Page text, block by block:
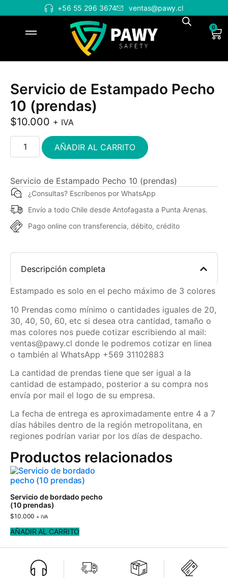
+56 55 296 3674 ventas@pawy.cl
0
Servicio de Estampado Pecho
10 (prendas)
$10.000 + IVA
AÑADIR AL CARRITO
Servicio de Estampado Pecho 10 (prendas)
¿Consultas? Escríbenos por WhatsApp
Envío a todo Chile desde Antofagasta a Punta Arenas.
Pago online con transferencia, débito, crédito
Descripción completa
Estampado es solo en el pecho máximo de 3 colores
10 Prendas como mínimo o cantidades iguales de 20,
30, 40, 50, 60, etc si desea otra cantidad, tamaño o
mas colores nos puede cotizar escribiendo al mail:
ventas@pawy.cl donde le podremos cotizar en linea
o también al WhatsApp +569 31102883
La cantidad de prendas tiene que ser igual a la
cantidad de estampado, posterior a su compra nos
envía por mail el logo de su empresa.
La fecha de entrega es aproximadamente entre 4 a 7
días hábiles dentro de la región metropolitana, en
regiones podrían variar por los días de despacho.
Productos relacionados
Servicio de bordado pecho
(10 prendas)
$10.000 + IVA
AÑADIR AL CARRITO